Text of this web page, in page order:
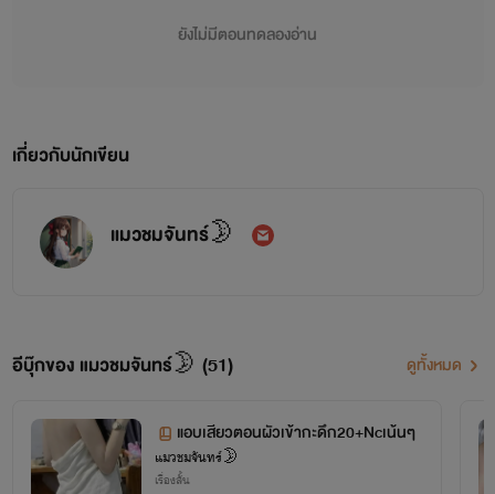
ยังไม่มีตอนทดลองอ่าน
เกี่ยวกับนักเขียน
แมวชมจันทร์🌛
อีบุ๊กของ แมวชมจันทร์🌛 (51) ดูทั้งหมด
แอบเสียวตอนผัวเข้ากะดึก20+Ncเน้นๆ
แมวชมจันทร์🌛
เรื่องสั้น